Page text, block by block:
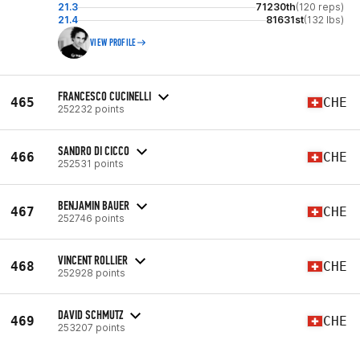
21.3
71230th(120 reps)
21.4
81631st(132 lbs)
VIEW PROFILE
465 FRANCESCO CUCINELLI
252232 points CHE
466 SANDRO DI CICCO
252531 points CHE
467 BENJAMIN BAUER
252746 points CHE
468 VINCENT ROLLIER
252928 points CHE
469 DAVID SCHMUTZ
253207 points CHE